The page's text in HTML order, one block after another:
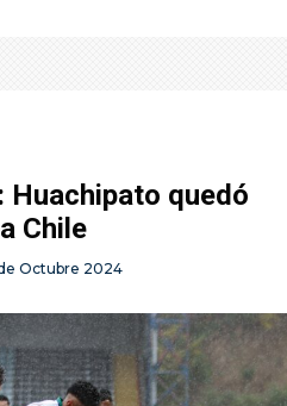
Huachipato quedó
Chile
Octubre 2024